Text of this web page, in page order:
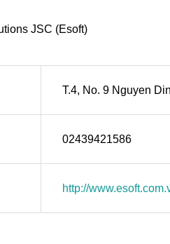
JSC (Esoft)
T.4, No. 9 Nguyen
02439421586
http://